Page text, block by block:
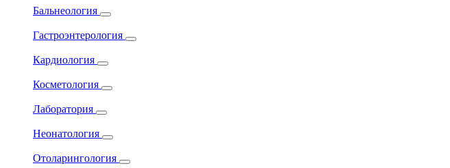
Бальнеология
Гастроэнтерология
Кардиология
Косметология
Лаборатория
Неонатология
Отоларингология